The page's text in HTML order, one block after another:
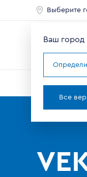
Выберите
Ваш город
Все